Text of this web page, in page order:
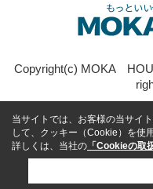
Copyright(c) MOKA
当サイトでは、お客様の当サイ
して、クッキー（Cookie）を使
詳しくは、当社の 「Cookieの取